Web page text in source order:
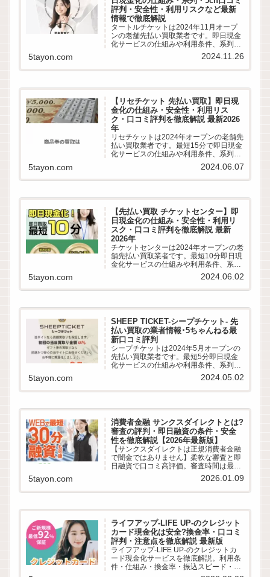
評判・安全性・利用リスクなど最新
情報で徹底解説
タートルチケットは2024年11月オープ
ンの老舗先払い買取業者です。即日現金
化サービスの仕組みや利用条件、系列業
者情報、5ちゃんねるなどから利用者の
実際の口コミ評判を徹底調査しました。
LINE完結の申込方法や特徴、注意点など
5tayon.com 2024.11.26
【リセチケット 先払い買取】即日現
金化の仕組み・安全性・利用リス
ク・口コミ評判を徹底解説 最新2026
年
リセチケットは2024年オープンの老舗先
払い買取業者です。最短15分で即日現金
化サービスの仕組みや利用条件、系列業
者情報、5ちゃんねるなどから利用者の
実際の口コミ評判を徹底調査しました。
LINE完結の申込方法や特徴、注意点など
5tayon.com 2024.06.07
【先払い買取 チケットセンター】即
日現金化の仕組み・安全性・利用リ
スク・口コミ評判を徹底解説 最新
2026年
チケットセンターは2024年オープンの老
舗先払い買取業者です。最短10分即日現
金化サービスの仕組みや利用条件、系列
業者情報、5ちゃんねるなどから利用者
の実際の口コミ評判を徹底調査しまし
た。LINE完結の申込方法や特徴、注意点
す。
5tayon.com 2024.06.02
SHEEP TICKET-シープチケット- 先
払い買取の業者情報･5ちゃんねる最
新口コミ評判
シープチケットは2024年5月オープンの
先払い買取業者です。最短5分即日現金
化サービスの仕組みや利用条件、系列業
者情報、5ちゃんねるなどから利用者の
実際の口コミ評判を徹底調査しました。
LINE完結の申込方法や特徴、注意点など
5tayon.com 2024.05.02
消費者金融 サンクスダイレクトとは?
審査の評判・即日融資の条件・安全
性を徹底解説【2026年最新版】
【サンクスダイレクトは正規消費者金融
で闇金ではありません】柔軟な審査と即
日融資で口コミ高評価。審査時間は最短
30分、在籍確認や郵送物の有無など気に
なる評判を徹底解説。審査落ちが不安な
多重債務者も必見！最新の借入条件を公
5tayon.com 2026.01.09
ライフアップ-LIFE UP-のクレジット
カード現金化は安全?換金率・口コミ
評判・注意点を徹底解説 最新版
ライフアップ-LIFE UP-のクレジットカ
ード現金化サービスを徹底解説。利用条
件・仕組み・換金率・振込スピード・リ
スク・口コミ評判までわかりやすくまと